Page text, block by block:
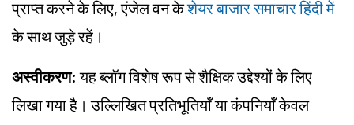
प्राप्त करने के लिए, एंजेल वन केशेयर बाजार समाचार हिंदी में
के साथ जुड़े रहें।
अस्वीकरण: यह ब्लॉग विशेष रूप से शैक्षिक उद्देश्यों के लिए
लिखा गया है। उल्लिखित प्रतिभूतियाँ या कंपनियाँ केवल